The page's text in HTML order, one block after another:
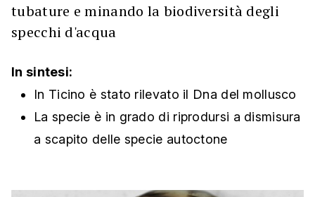
tubature e minando la biodiversità degli
specchi d'acqua
In sintesi:
In Ticino è stato rilevato il Dna del mollusco
La specie è in grado di riprodursi a dismisura
a scapito delle specie autoctone